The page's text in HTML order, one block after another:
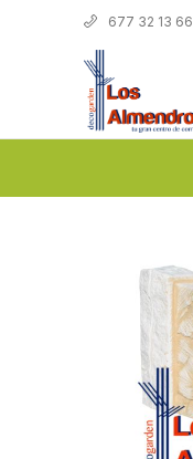
677 32 13 66